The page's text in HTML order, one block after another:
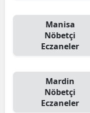
Manisa
Nöbetçi
Eczaneler
Mardin
Nöbetçi
Eczaneler